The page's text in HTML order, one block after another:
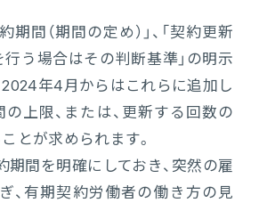
期間（期間の定め）」、「契約更新
行う場合はその判断基準」の明示
2024年4月からはこれらに追加し
の上限、または、更新する回数の
とが求められます。
期間を明確にしておき、突然の雇
、有期契約労働者の働き方の見